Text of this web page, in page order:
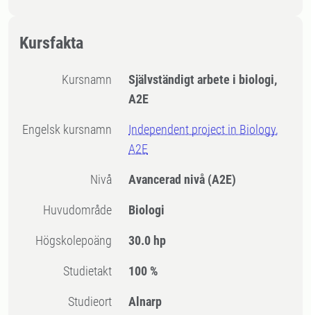
Kursfakta
Kursnamn
Självständigt arbete i biologi,
A2E
Engelsk kursnamn
Independent project in Biology,
A2E
Nivå Avancerad nivå (A2E)
Huvudområde Biologi
högskolepoäng 30.0 hp
Studietakt 100 %
Studieort Alnarp